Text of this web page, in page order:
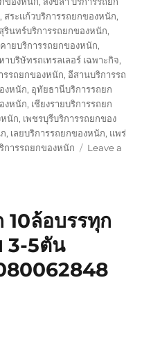
, สระแก้วบริการรถยกของหนัก,
สุรินทร์บริการรถยกของหนัก,
ายบริการรถยกของหนัก,
าบริษัทรถเทรลเลอร์ เฉพาะกิจ,
รรถยกของหนัก, อีสานบริการรถ
งหนัก, อุทัยธานีบริการรถยก
งหนัก, เชียงรายบริการรถยก
หนัก, เพชรบุรีบริการรถยกของ
, เลยบริการรถยกของหนัก, แพร่
การรถยกของหนัก
Leave a
10ล้อบรรทุก
3-5ตัน